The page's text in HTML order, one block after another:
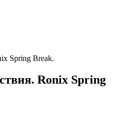
Spring Break.
Ronix Spring